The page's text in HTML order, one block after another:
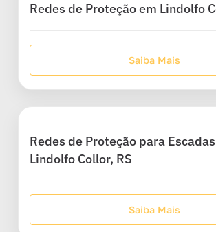
Redes de Proteção em Lindolfo
Saiba Mais
Redes de Proteção para
Lindolfo Collor, RS
Saiba Mais